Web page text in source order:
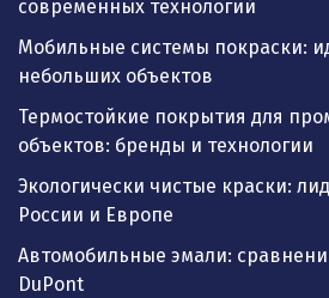
современных технологий
Мобильные системы покраски:
небольших объектов
Термостойкие покрытия для
объектов: бренды и технологии
Экологически чистые краски:
России и Европе
Автомобильные эмали:
DuPont